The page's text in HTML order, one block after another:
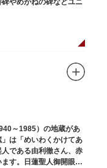
やめがねの碑などユニ
～1985）の地蔵があ
は「めいわくかけてあ
である由利徹さん、赤
す。日蓮聖人御開眼の